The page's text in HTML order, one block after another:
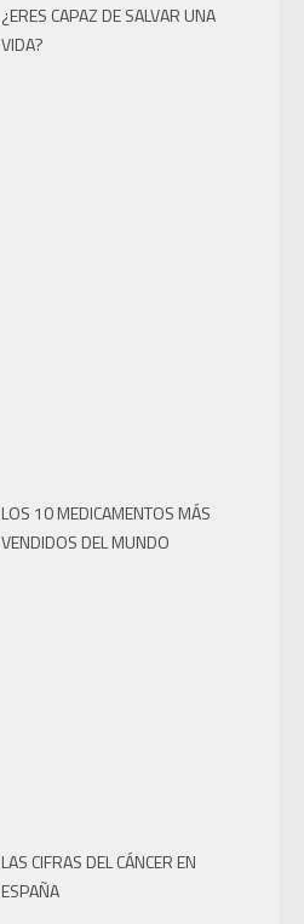
¿ERES CAPAZ DE SALVAR UNA
VIDA?
LOS 10 MEDICAMENTOS MÁS
VENDIDOS DEL MUNDO
LAS CIFRAS DEL CÁNCER EN
ESPAÑA